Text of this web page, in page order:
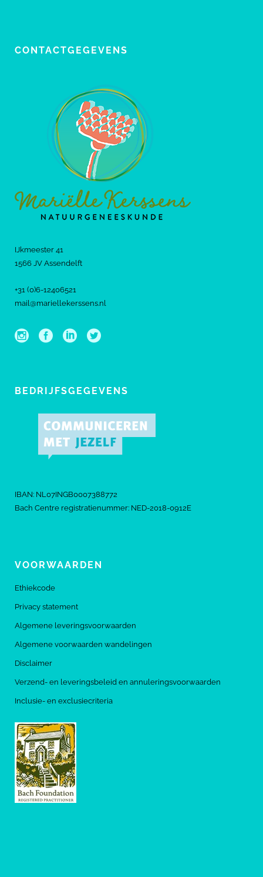
CONTACTGEGEVENS
IJkmeester 41
1566 JV Assendelft
+31 (0)6-12406521
mail@mariellekerssens.nl
BEDRIJFSGEGEVENS
IBAN: NL07INGB0007388772
Bach Centre registratienummer: NED-2018-0912E
VOORWAARDEN
Ethiekcode
Privacy statement
Algemene leveringsvoorwaarden
Algemene voorwaarden wandelingen
Disclaimer
Verzend- en leveringsbeleid en annuleringsvoorwaarden
Inclusie- en exclusiecriteria